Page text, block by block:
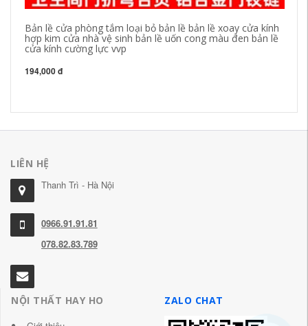
Bản lề cửa phòng tắm loại bỏ bản lề bản lề xoay cửa kính
hợp kim cửa nhà vệ sinh bản lề uốn cong màu đen bản lề
cửa kính cường lực vvp
194,000 đ
LIÊN HỆ
Thanh Trì - Hà Nội
0966.91.91.81
078.82.83.789
NỘI THẤT HAY HO
ZALO CHAT